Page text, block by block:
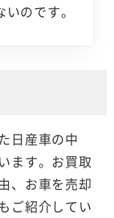
のです。
日産車の中
ます。お買取
、お車を売却
ご紹介してい